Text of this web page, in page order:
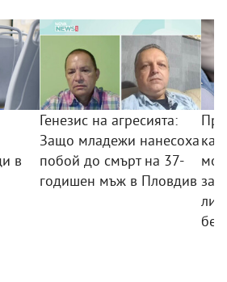
в
Генезис на агресията:
Защо младежи нанесоха
побой до смърт на 37-
годишен мъж в Пловдив
ли